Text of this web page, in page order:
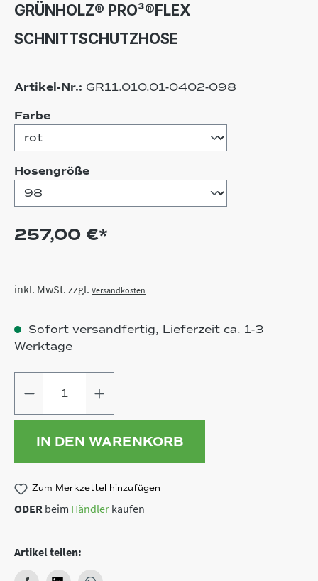
GRÜNHOLZ® PRO³®FLEX
SCHNITTSCHUTZHOSE
Artikel-Nr.: GR11.010.01-0402-098
Farbeauswählen
Hosengrößeauswählen
257,00 €*
inkl. MwSt. zzgl. Versandkosten
Sofort versandfertig, Lieferzeit ca. 1-3
Werktage
IN DEN WARENKORB
Zum Merkzettel hinzufügen
ODER beim Händler kaufen
Artikel teilen: